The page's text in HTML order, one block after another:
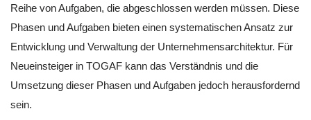
Reihe von Aufgaben, die abgeschlossen werden müssen. Diese
Phasen und Aufgaben bieten einen systematischen Ansatz zur
Entwicklung und Verwaltung der Unternehmensarchitektur. Für
Neueinsteiger in TOGAF kann das Verständnis und die
Umsetzung dieser Phasen und Aufgaben jedoch herausfordernd
sein.